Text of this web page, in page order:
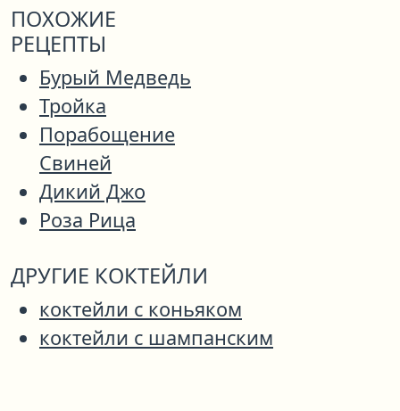
ПОХОЖИЕ
РЕЦЕПТЫ
Бурый Медведь
Тройка
Порабощение
Свиней
Дикий Джо
Роза Рица
ДРУГИЕ КОКТЕЙЛИ
коктейли с коньяком
коктейли с шампанским